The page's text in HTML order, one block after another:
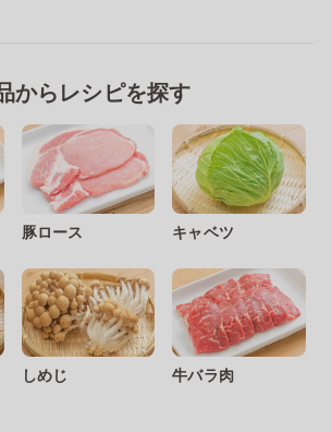
からレシピを探す
豚ロース キャベツ
しめじ 牛バラ肉